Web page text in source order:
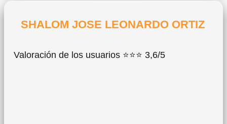
SHALOM JOSE LEONARDO ORTIZ
Valoración de los usuarios ⭐⭐⭐ 3,6/5